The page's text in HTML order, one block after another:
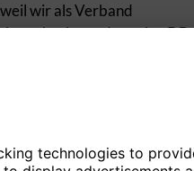
wir als Verband
sondern eine DB
nötig. „Wir haben hier
ist nicht unterbrochen.
gemacht werde. „Für
werden.“ Seine Fraktion